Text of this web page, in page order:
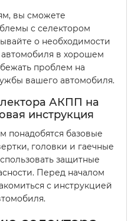
вы сможете
с селектором
о необходимости
в хорошем
проблем на
вашего автомобиля.
АКПП на
инструкция
понадобятся базовые
головки и гаечные
защитные
Перед началом
с инструкцией